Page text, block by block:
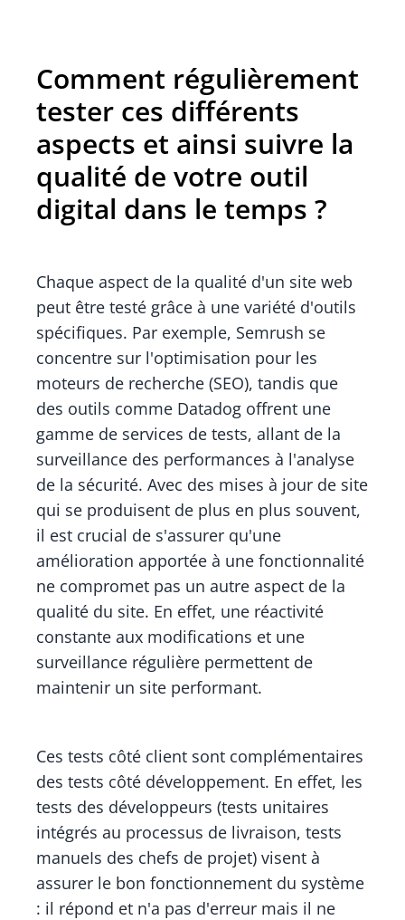
Comment régulièrement
tester ces différents
aspects et ainsi suivre la
qualité de votre outil
digital dans le temps ?
Chaque aspect de la qualité d'un site web
peut être testé grâce à une variété d'outils
spécifiques. Par exemple, Semrush se
concentre sur l'optimisation pour les
moteurs de recherche (SEO), tandis que
des outils comme Datadog offrent une
gamme de services de tests, allant de la
surveillance des performances à l'analyse
de la sécurité. Avec des mises à jour de site
qui se produisent de plus en plus souvent,
il est crucial de s'assurer qu'une
amélioration apportée à une fonctionnalité
ne compromet pas un autre aspect de la
qualité du site. En effet, une réactivité
constante aux modifications et une
surveillance régulière permettent de
maintenir un site performant.
Ces tests côté client sont complémentaires
des tests côté développement. En effet, les
tests des développeurs (tests unitaires
intégrés au processus de livraison, tests
manueIs des chefs de projet) visent à
assurer le bon fonctionnement du système
: il répond et n'a pas d'erreur mais il ne